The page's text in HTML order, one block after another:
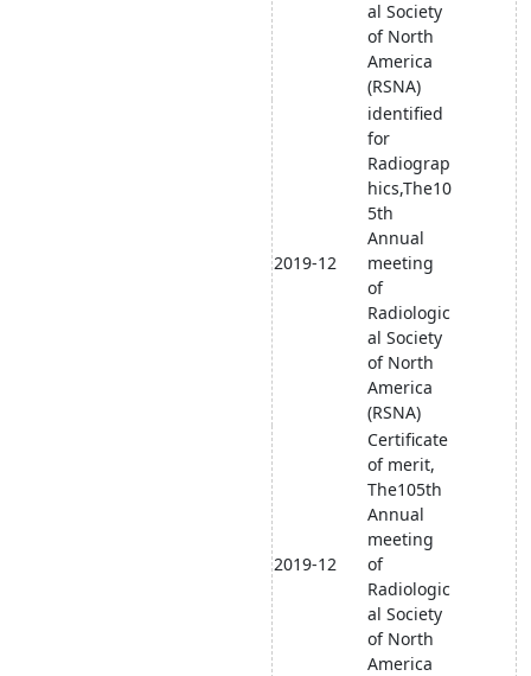
al Society
of North
America
(RSNA)
2019-12
identified
for
Radiograp
hics,The10
5th
Annual
meeting
of
Radiologic
al Society
of North
America
(RSNA)
2019-12
Certificate
of merit,
The105th
Annual
meeting
of
Radiologic
al Society
of North
America